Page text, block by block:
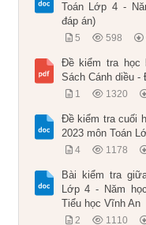
Toán Lớp 4 -
đáp án)
5 598
Đề kiểm tra học
Sách Cánh diều -
1 1320
Đề kiểm tra cuối
2023 môn Toán
4 1178
Bài kiểm tra
Lớp 4 - Năm
Tiểu học Vĩnh An
2 1110